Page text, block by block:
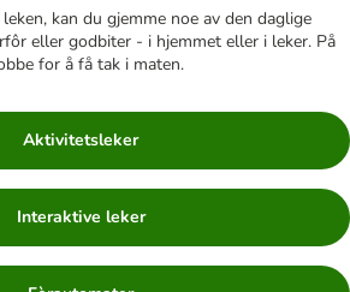
kan du gjemme noe av den daglige
eller godbiter - i hjemmet eller i leker. På
for å få tak i maten.
Aktivitetsleker
Interaktive leker